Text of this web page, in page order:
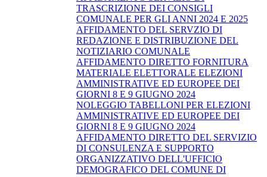
TRASCRIZIONE DEI CONSIGLI
COMUNALE PER GLI ANNI 2024 E 2025
AFFIDAMENTO DEL SERVZIO DI
REDAZIONE E DISTRIBUZIONE DEL
NOTIZIARIO COMUNALE
AFFIDAMENTO DIRETTO FORNITURA
MATERIALE ELETTORALE ELEZIONI
AMMINISTRATIVE ED EUROPEE DEI
GIORNI 8 E 9 GIUGNO 2024
NOLEGGIO TABELLONI PER ELEZIONI
AMMINISTRATIVE ED EUROPEE DEI
GIORNI 8 E 9 GIUGNO 2024
AFFIDAMENTO DIRETTO DEL SERVIZIO
DI CONSULENZA E SUPPORTO
ORGANIZZATIVO DELL'UFFICIO
DEMOGRAFICO DEL COMUNE DI